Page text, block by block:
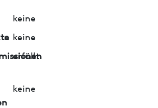
keine
keine
erfüllt
keine